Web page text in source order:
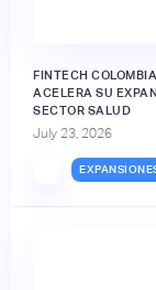
FINTECH
ACELERA SU
SECTOR SALUD
July 23, 2026